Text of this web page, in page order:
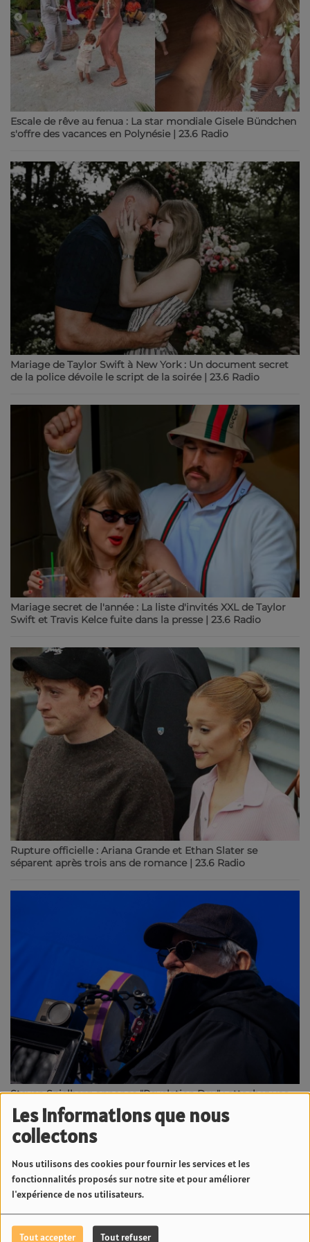
Les informations que nous
collectons
Nous utilisons des cookies pour fournir les services et les
fonctionnalités proposés sur notre site et pour améliorer
l'expérience de nos utilisateurs.
Tout accepter Tout refuser
Escale de rêve au fenua : La star mondiale Gisele Bündchen
s'offre des vacances en Polynésie | 23.6 Radio
Mariage de Taylor Swift à New York : Un document secret
de la police dévoile le script de la soirée | 23.6 Radio
Mariage secret de l'année : La liste d'invités XXL de Taylor
Swift et Travis Kelce fuite dans la presse | 23.6 Radio
Rupture officielle : Ariana Grande et Ethan Slater se
séparent après trois ans de romance | 23.6 Radio
Steven Spielberg annonce "Revelation Day" : attachez vos
ceintures ! | 23.6 Radio